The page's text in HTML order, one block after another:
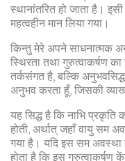
स्थानांतरित हो जाता है।
महत्वहीन मान लिया गया।
किन्तु मेरे अपने साधनात्मक
स्थिरता तथा गुरुत्वाकर्षण
तर्कसंगत है, बल्कि
अनुभव करता हूँ, जिसकी
यह सिद्ध है कि नाभि
होती, अर्थात् जहाँ वायु सम
गया है। यदि इस सम अवस्था
होता है कि इस